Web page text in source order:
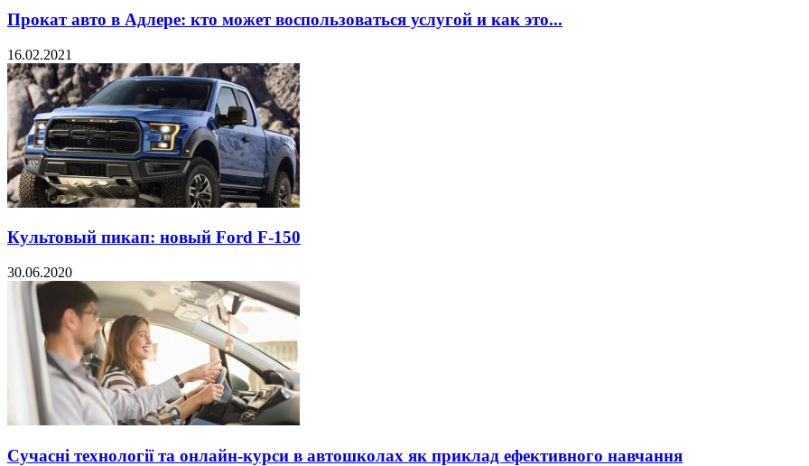
Прокат авто в Адлере: кто может воспользоваться услугой и как это...
16.02.2021
Культовый пикап: новый Ford F-150
30.06.2020
Сучасні технології та онлайн-курси в автошколах як приклад ефективного навчання